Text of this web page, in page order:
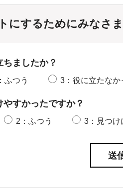
にするためにみなさ
ましたか？
ふつう 3：役に立たなか
すかったですか？
2：ふつう 3：見つけ